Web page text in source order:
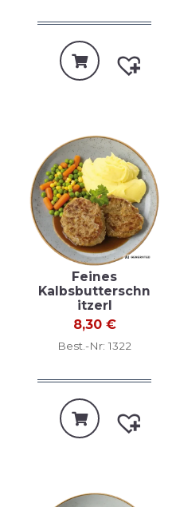
Feines
Kalbsbutterschn
itzerl
8,30 €
Best.-Nr: 1322